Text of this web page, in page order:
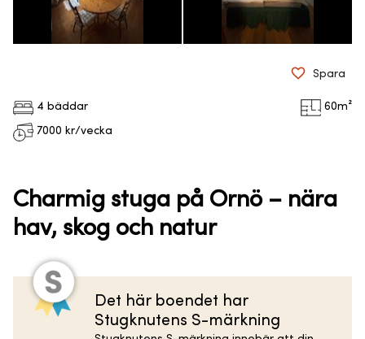
4 bäddar 60m²
7000 kr/vecka
Spara
Charmig stuga på Ornö – nära
hav, skog och natur
Det här boendet har
Stugknutens S-märkning